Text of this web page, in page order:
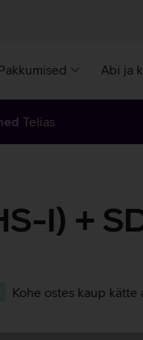
Abi ja
Telias
I) +
Kohe ostes kaup kätte